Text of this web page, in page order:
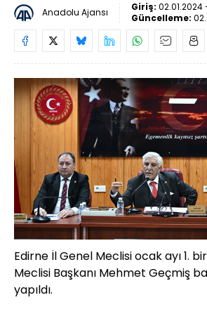
Anadolu Ajansı Giriş: 02.01.2024
Güncelleme:
Edirne İl Genel Meclisi ocak ayı 1.
Meclisi Başkanı Mehmet Geçmiş
yapıldı.